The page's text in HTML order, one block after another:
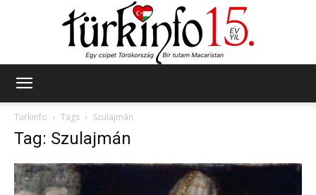
Türkinfo
Tags Szulajmán
Tag: Szulajmán